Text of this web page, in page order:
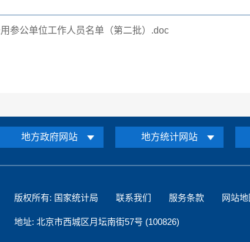
参公单位工作人员名单（第二批）.doc
地方政府网站 地方统计网站
版权所有: 国家统计局 联系我们 服务条款 网站地
地址: 北京市西城区月坛南街57号 (100826)